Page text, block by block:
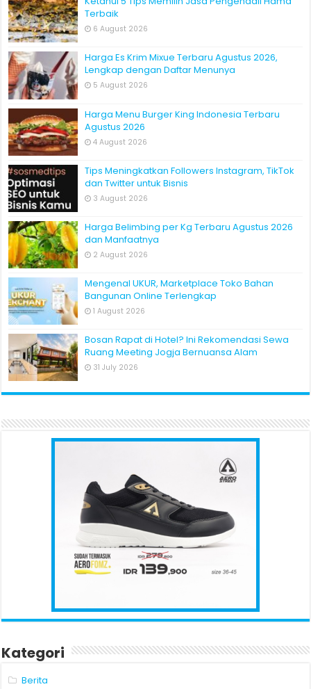
Terbaik
6 August 2026
Harga Es Krim Mixue Terbaru Agustus 2026,
Lengkap dengan Daftar Menunya
5 August 2026
Harga Menu Burger King Indonesia Terbaru
Agustus 2026
4 August 2026
Tips Meningkatkan Followers Instagram, TikTok
dan Twitter untuk Bisnis
3 August 2026
Harga Belimbing per Kg Terbaru Agustus 2026
dan Manfaatnya
2 August 2026
Mengenal UKUR, Marketplace Toko Bahan
Bangunan Online Terlengkap
1 August 2026
Bosan Rapat di Hotel? Ini Rekomendasi Sewa
Ruang Meeting Jogja Bernuansa Alam
31 July 2026
Kategori
Berita